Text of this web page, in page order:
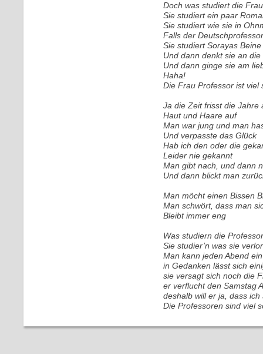
Doch was studiert die
Sie studiert ein paar
Sie studiert wie sie in
Falls der
Sie studiert Sorayas
Und dann denkt sie an
Und dann ginge sie am
Haha!
Die Frau Professor ist viel
Ja die Zeit frisst die Jahre
Haut und Haare auf
Man war jung und man
Und verpasste das Glück
Hab ich den oder die
Leider nie gekannt
Man gibt nach, und dann
Und dann blickt man
Man möcht einen Bissen
Man schwört, dass man
Bleibt immer eng
Was studiern die
Sie studier’n was sie
Man kann jeden Abend
in Gedanken lässt sich
sie versagt sich noch die
er verflucht den Samstag
deshalb will er ja, dass
Die Professoren sind viel